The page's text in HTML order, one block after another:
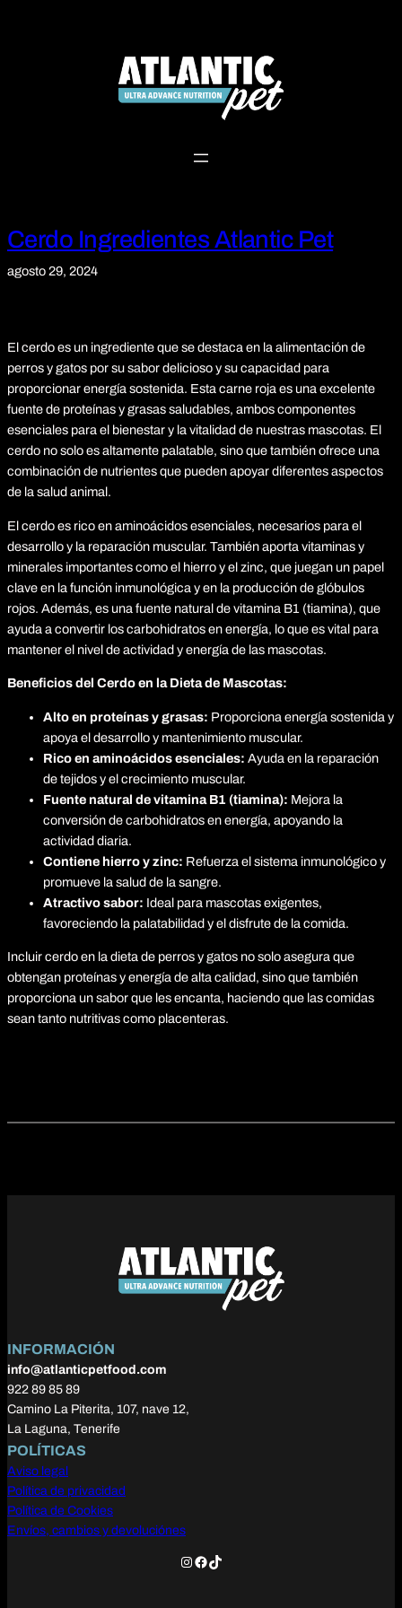
Cerdo Ingredientes Atlantic Pet
agosto 29, 2024
El cerdo es un ingrediente que se destaca en la alimentación de
perros y gatos por su sabor delicioso y su capacidad para
proporcionar energía sostenida. Esta carne roja es una excelente
fuente de proteínas y grasas saludables, ambos componentes
esenciales para el bienestar y la vitalidad de nuestras mascotas. El
cerdo no solo es altamente palatable, sino que también ofrece una
combinación de nutrientes que pueden apoyar diferentes aspectos
de la salud animal.
El cerdo es rico en aminoácidos esenciales, necesarios para el
desarrollo y la reparación muscular. También aporta vitaminas y
minerales importantes como el hierro y el zinc, que juegan un papel
clave en la función inmunológica y en la producción de glóbulos
rojos. Además, es una fuente natural de vitamina B1 (tiamina), que
ayuda a convertir los carbohidratos en energía, lo que es vital para
mantener el nivel de actividad y energía de las mascotas.
Beneficios del Cerdo en la Dieta de Mascotas:
Alto en proteínas y grasas: Proporciona energía sostenida y
apoya el desarrollo y mantenimiento muscular.
Rico en aminoácidos esenciales: Ayuda en la reparación
de tejidos y el crecimiento muscular.
Fuente natural de vitamina B1 (tiamina): Mejora la
conversión de carbohidratos en energía, apoyando la
actividad diaria.
Contiene hierro y zinc: Refuerza el sistema inmunológico y
promueve la salud de la sangre.
Atractivo sabor: Ideal para mascotas exigentes,
favoreciendo la palatabilidad y el disfrute de la comida.
Incluir cerdo en la dieta de perros y gatos no solo asegura que
obtengan proteínas y energía de alta calidad, sino que también
proporciona un sabor que les encanta, haciendo que las comidas
sean tanto nutritivas como placenteras.
INFORMACIÓN
info@atlanticpetfood.com
922 89 85 89
Camino La Piterita, 107, nave 12,
La Laguna, Tenerife
POLÍTICAS
Aviso legal
Política de privacidad
Política de Cookies
Envíos, cambios y devoluciónes
Instagram Facebook TikTok